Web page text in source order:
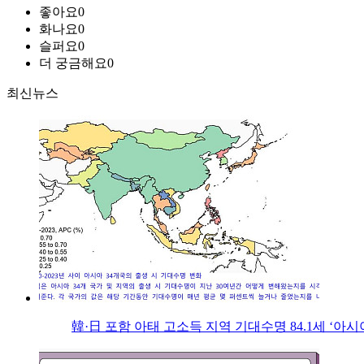
좋아요0
화나요0
슬퍼요0
더 궁금해요0
최신뉴스
韓·日 포함 아태 고소득 지역 기대수명 84.1세 ‘아시